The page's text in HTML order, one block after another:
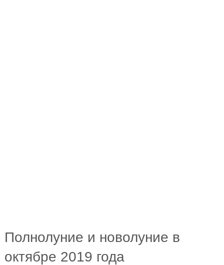
Полнолуние и новолуние в
октябре 2019 года